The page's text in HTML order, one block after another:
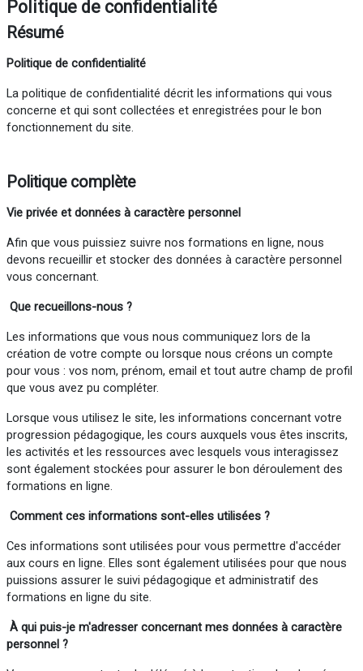
Politique de confidentialité
Résumé
Politique de confidentialité
La politique de confidentialité décrit les informations qui vous
concerne et qui sont collectées et enregistrées pour le bon
fonctionnement du site.
Politique complète
Vie privée et données à caractère personnel
Afin que vous puissiez suivre nos formations en ligne, nous
devons recueillir et stocker des données à caractère personnel
vous concernant.
Que recueillons-nous ?
Les informations que vous nous communiquez lors de la
création de votre compte ou lorsque nous créons un compte
pour vous : vos nom, prénom, email et tout autre champ de profil
que vous avez pu compléter.
Lorsque vous utilisez le site, les informations concernant votre
progression pédagogique, les cours auxquels vous êtes inscrits,
les activités et les ressources avec lesquels vous interagissez
sont également stockées pour assurer le bon déroulement des
formations en ligne.
Comment ces informations sont-elles utilisées ?
Ces informations sont utilisées pour vous permettre d'accéder
aux cours en ligne. Elles sont également utilisées pour que nous
puissions assurer le suivi pédagogique et administratif des
formations en ligne du site.
À qui puis-je m'adresser concernant mes données à caractère
personnel ?